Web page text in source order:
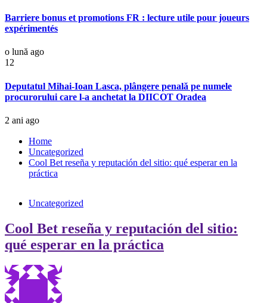
Barriere bonus et promotions FR : lecture utile pour joueurs
expérimentés
o lună ago
12
Deputatul Mihai-Ioan Lasca, plângere penală pe numele
procurorului care l-a anchetat la DIICOT Oradea
2 ani ago
Home
Uncategorized
Cool Bet reseña y reputación del sitio: qué esperar en la
práctica
Uncategorized
Cool Bet reseña y reputación del sitio:
qué esperar en la práctica